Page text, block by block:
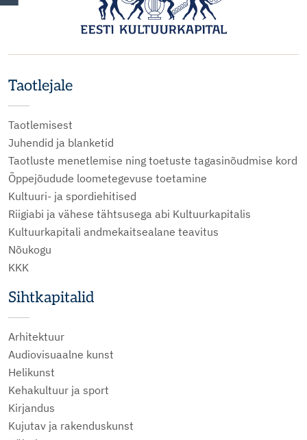
Taotlejale
Taotlemisest
Juhendid ja blanketid
Taotluste menetlemise ning toetuste tagasinõudmise kord
Õppejõudude loometegevuse toetamine
Kultuuri- ja spordiehitised
Riigiabi ja vähese tähtsusega abi Kultuurkapitalis
Kultuurkapitali andmekaitsealane teavitus
Nõukogu
KKK
Sihtkapitalid
Arhitektuur
Audiovisuaalne kunst
Helikunst
Kehakultuur ja sport
Kirjandus
Kujutav ja rakenduskunst